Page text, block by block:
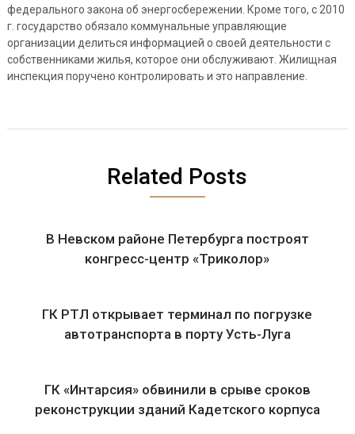
федерального закона об энергосбережении. Кроме того, с 2010
г. государство обязало коммунальные управляющие
организации делиться информацией о своей деятельности с
собственниками жилья, которое они обслуживают. Жилищная
инспекция поручено контролировать и это направление.
Related Posts
В Невском районе Петербурга построят
конгресс-центр «Триколор»
ГК РТЛ открывает терминал по погрузке
автотранспорта в порту Усть-Луга
ГК «Интарсия» обвинили в срыве сроков
реконструкции зданий Кадетского корпуса